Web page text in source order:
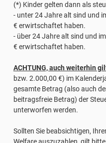
(*) Kinder gelten dann als
- unter 24 Jahre alt sind und
€ erwirtschaftet haben.
- über 24 Jahre alt sind und
€ erwirtschaftet haben.
ACHTUNG, auch weiterhin
bzw. 2.000,00 €) im
gesamte Betrag (also auch
beitragsfreie Betrag) der
unterworfen werden.
Sollten Sie beabsichtigen,